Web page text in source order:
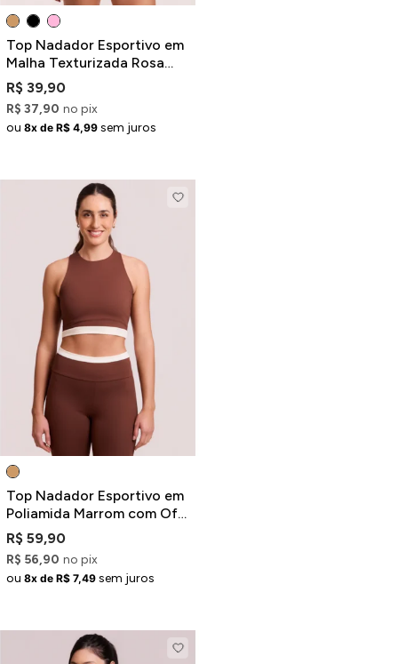
Top Nadador Esportivo em
Malha Texturizada Rosa
com Bojo Removível
R$ 39,90
R$ 37,90 no pix
ou 8x de R$ 4,99 sem juros
Top Nadador Esportivo em
Poliamida Marrom com Off-
White
R$ 59,90
R$ 56,90 no pix
ou 8x de R$ 7,49 sem juros